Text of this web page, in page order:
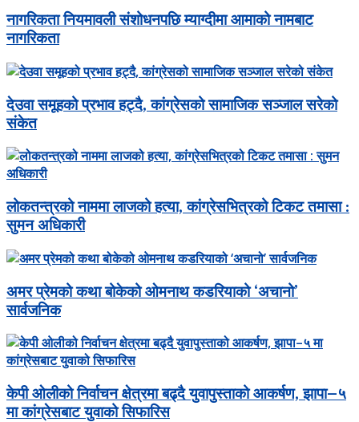
नागरिकता नियमावली संशोधनपछि म्याग्दीमा आमाको नामबाट
नागरिकता
देउवा समूहको प्रभाव हट्दै, कांग्रेसको सामाजिक सञ्जाल सरेको
संकेत
लोकतन्त्रको नाममा लाजको हत्या, कांग्रेसभित्रको टिकट तमासा :
सुमन अधिकारी
अमर प्रेमको कथा बोकेको ओमनाथ कडरियाको ‘अचानो’
सार्वजनिक
केपी ओलीको निर्वाचन क्षेत्रमा बढ्दै युवापुस्ताको आकर्षण, झापा–५
मा कांग्रेसबाट युवाको सिफारिस